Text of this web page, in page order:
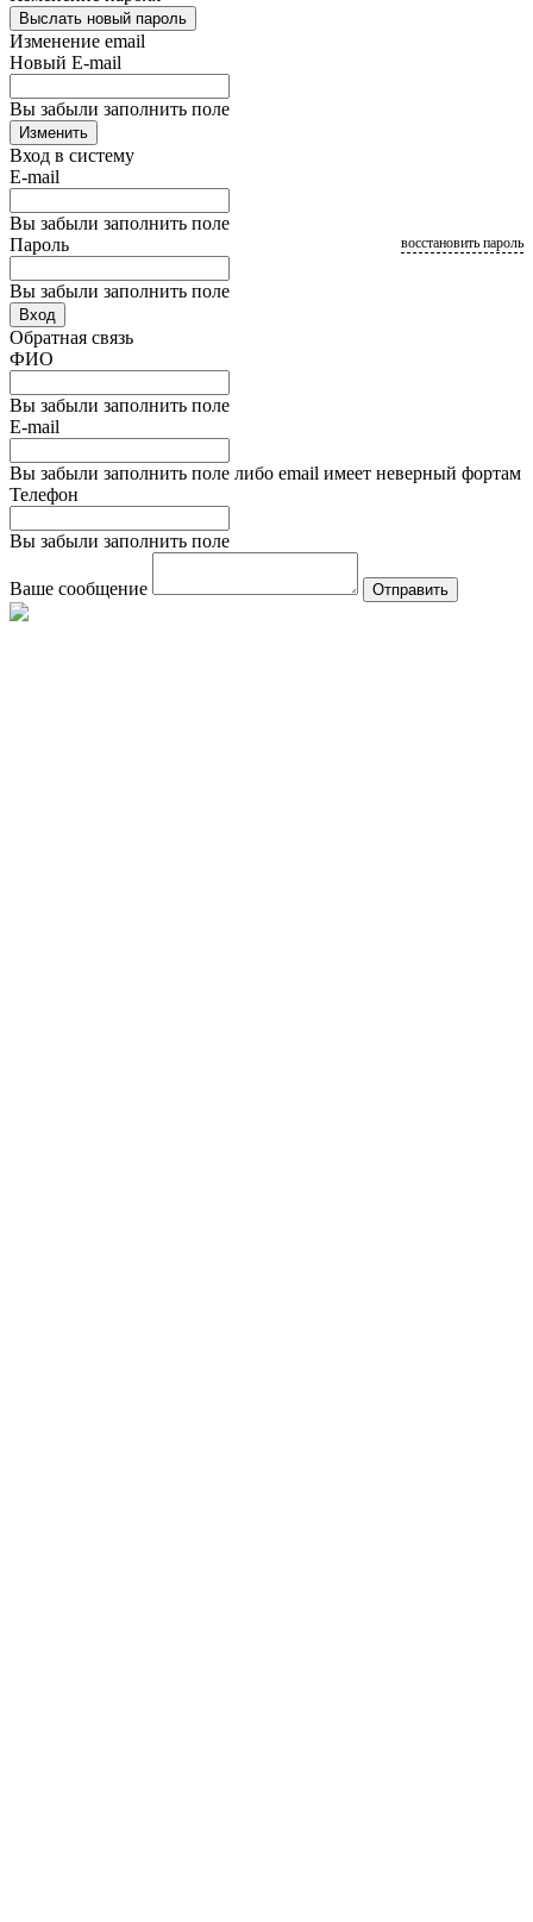
Выслать новый пароль
Изменение email
Новый E-mail
Вы забыли заполнить поле
Изменить
Вход в систему
E-mail
Вы забыли заполнить поле
Пароль
Вы забыли заполнить поле
восстановить пароль
Вход
Обратная связь
ФИО
Вы забыли заполнить поле
E-mail
Вы забыли заполнить поле либо email имеет неверный фортам
Телефон
Вы забыли заполнить поле
Ваше сообщение Отправить